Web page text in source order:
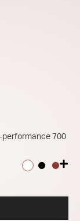
performance 700